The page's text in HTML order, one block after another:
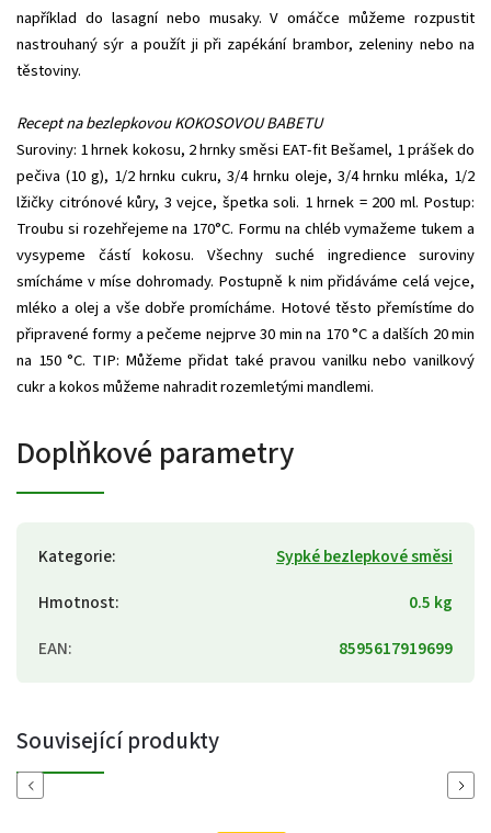
například do lasagní nebo musaky. V omáčce můžeme rozpustit
nastrouhaný sýr a použít ji při zapékání brambor, zeleniny nebo na
těstoviny.
Recept na bezlepkovou KOKOSOVOU BABETU
Suroviny: 1 hrnek kokosu, 2 hrnky směsi EAT-fit Bešamel, 1 prášek do
pečiva (10 g), 1/2 hrnku cukru, 3/4 hrnku oleje, 3/4 hrnku mléka, 1/2
lžičky citrónové kůry, 3 vejce, špetka soli. 1 hrnek = 200 ml. Postup:
Troubu si rozehřejeme na 170°C. Formu na chléb vymažeme tukem a
vysypeme částí kokosu. Všechny suché ingredience suroviny
smícháme v míse dohromady. Postupně k nim přidáváme celá vejce,
mléko a olej a vše dobře promícháme. Hotové těsto přemístíme do
připravené formy a pečeme nejprve 30 min na 170 °C a dalších 20 min
na 150 °C. TIP: Můžeme přidat také pravou vanilku nebo vanilkový
cukr a kokos můžeme nahradit rozemletými mandlemi.
Doplňkové parametry
Kategorie:
Sypké bezlepkové směsi
Hmotnost:
0.5 kg
EAN: 8595617919699
Související produkty
Previous Next